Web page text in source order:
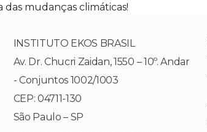
mudanças climáticas!
INSTITUTO EKOS BRASIL
Av. Dr. Chucri Zaidan, 1550 – 10º. Andar
- Conjuntos 1002/1003
CEP: 04711-130
São Paulo – SP